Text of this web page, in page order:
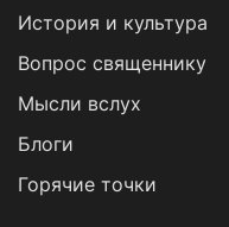
История и культура
Вопрос священнику
Мысли вслух
Блоги
Горячие точки